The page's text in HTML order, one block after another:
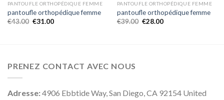
PANTOUFLE ORTHOPÉDIQUE FEMME
pantoufle orthopédique femme
€43.00 €31.00
PANTOUFLE ORTHOPÉDIQUE FEMME
pantoufle orthopédique femme
€39.00 €28.00
PRENEZ CONTACT AVEC NOUS
Adresse:4906 Ebbtide Way, San Diego, CA 92154 United